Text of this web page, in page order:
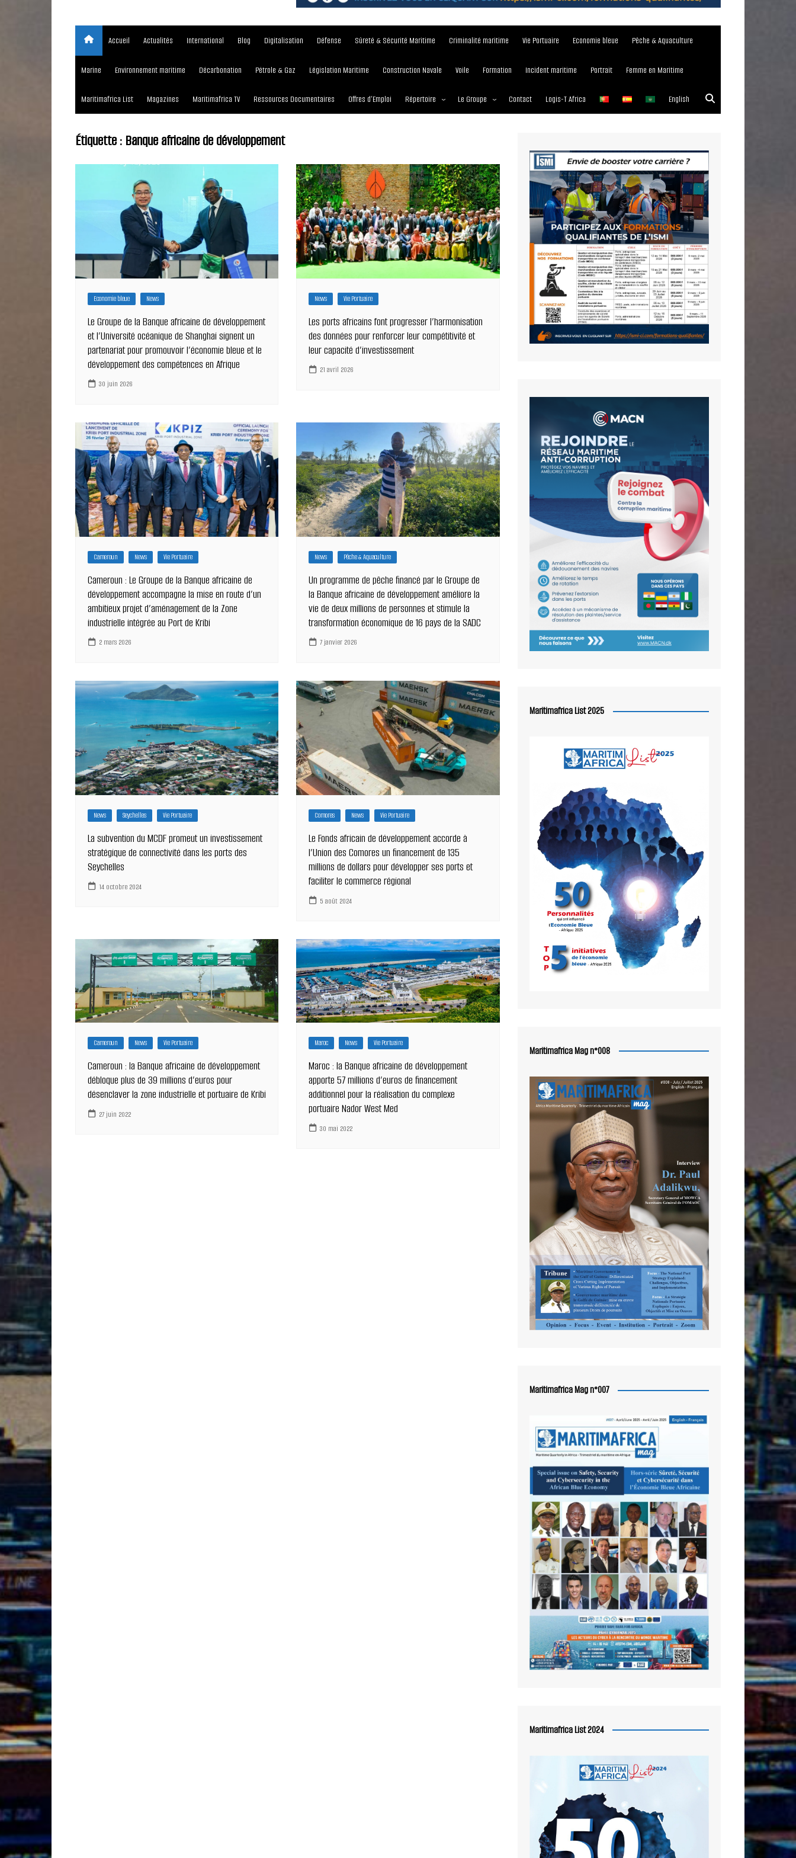
Accueil Actualités International Blog Digitalisation Défense Sûreté & Sécurité Maritime Criminalité maritime Vie Portuaire Economie bleue Pêche & Aquaculture
Marine Environnement maritime Décarbonation Pétrole & Gaz Législation Maritime Construction Navale Voile Formation Incident maritime Portrait Femme en Maritime
Maritimafrica List Magazines Maritimafrica TV Ressources Documentaires Offres d’Emploi Répertoire
Journées
Ports
Entreprises maritimes
Le Groupe
Nos Magazines
Communiqué de presse
Media Partner 2019 – 2023
Maritimafrica Awards
Contact Logis-T Africa English
Étiquette : Banque africaine de développement
Economie bleue News
Le Groupe de la Banque africaine de développement
et l’Université océanique de Shanghai signent un
partenariat pour promouvoir l’économie bleue et le
développement des compétences en Afrique
30 juin 2026
News Vie Portuaire
Les ports africains font progresser l’harmonisation
des données pour renforcer leur compétitivité et
leur capacité d’investissement
21 avril 2026
Cameroun News Vie Portuaire
Cameroun : Le Groupe de la Banque africaine de
développement accompagne la mise en route d’un
ambitieux projet d’aménagement de la Zone
industrielle intégrée au Port de Kribi
2 mars 2026
News Pêche & Aquaculture
Un programme de pêche financé par le Groupe de
la Banque africaine de développement améliore la
vie de deux millions de personnes et stimule la
transformation économique de 16 pays de la SADC
7 janvier 2026
News Seychelles Vie Portuaire
La subvention du MCDF promeut un investissement
stratégique de connectivité dans les ports des
Seychelles
14 octobre 2024
Comores News Vie Portuaire
Le Fonds africain de développement accorde à
l’Union des Comores un financement de 135
millions de dollars pour développer ses ports et
faciliter le commerce régional
5 août 2024
Cameroun News Vie Portuaire
Cameroun : la Banque africaine de développement
débloque plus de 39 millions d’euros pour
désenclaver la zone industrielle et portuaire de Kribi
27 juin 2022
Maroc News Vie Portuaire
Maroc : la Banque africaine de développement
apporte 57 millions d’euros de financement
additionnel pour la réalisation du complexe
portuaire Nador West Med
30 mai 2022
Maritimafrica List 2025
Maritimafrica Mag n°008
Maritimafrica Mag n°007
Maritimafrica List 2024